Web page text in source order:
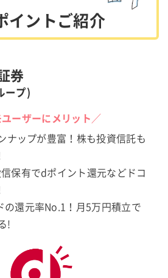
イントご紹介
券
ープ)
ーザーにメリット／
ナップが豊富！株も投資信託も
保有でdポイント還元などドコ
の還元率No.1！月5万円積立で
!